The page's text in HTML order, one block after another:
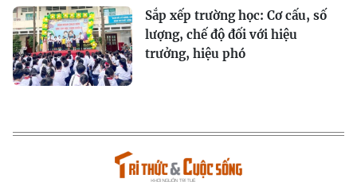
Sắp xếp trường học: Cơ cấu, số
lượng, chế độ đối với hiệu
trưởng, hiệu phó